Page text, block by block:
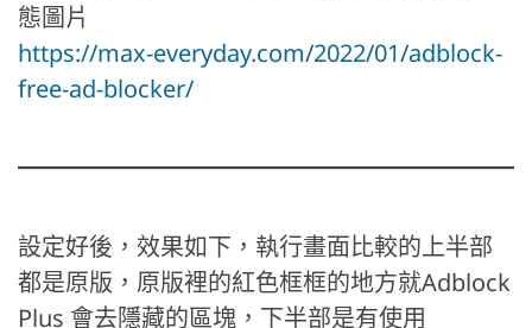
態圖片
https://max-everyday.com/2022/01/adblock-
free-ad-blocker/
設定好後，效果如下，執行畫面比較的上半部
都是原版，原版裡的紅色框框的地方就Adblock
Plus 會去隱藏的區塊，下半部是有使用